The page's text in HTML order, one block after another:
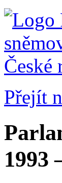
Přejít
1993